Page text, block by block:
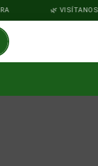
VISÍTANOS